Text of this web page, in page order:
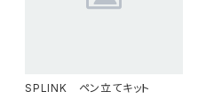
SPLINK ペン立てキット